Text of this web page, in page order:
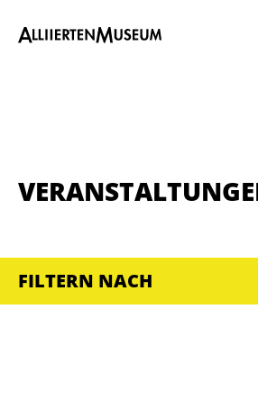
FILTERN NACH